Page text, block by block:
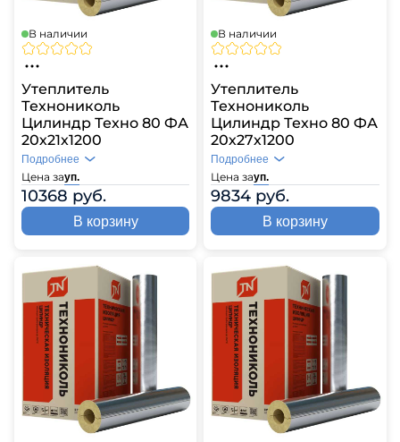
В наличии
Утеплитель
Технониколь
Цилиндр Техно 80 ФА
20х21х1200
Цена зауп.
10368 руб.
Подробнее
В корзину
В наличии
Утеплитель
Технониколь
Цилиндр Техно 80 ФА
20х27х1200
Цена зауп.
9834 руб.
Подробнее
В корзину